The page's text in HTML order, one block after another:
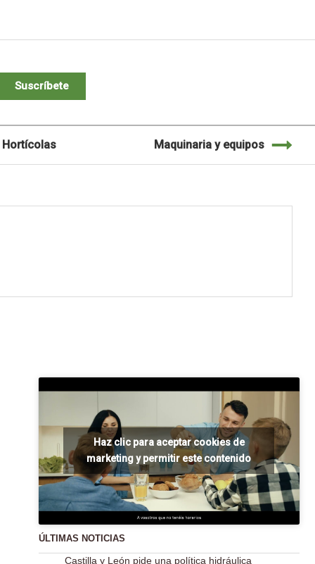
Suscríbete
Hortícolas Maquinaria y equipos
Haz clic para aceptar cookies de
marketing y permitir este contenido
ÚLTIMAS NOTICIAS
Castilla y León pide una política hidráulica